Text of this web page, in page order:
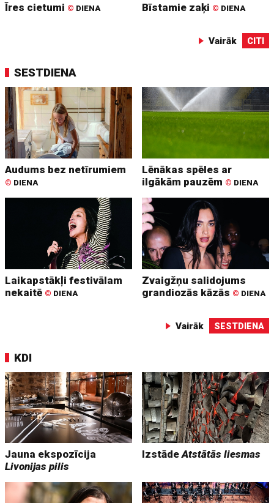
Īres cietumi © DIENA Bīstamie zaķi © DIENA
Vairāk CITI
SESTDIENA
Audums bez netīrumiem
© DIENA
Lēnākas spēles ar
ilgākām pauzēm © DIENA
Laikapstākļi festivālam
nekaitē © DIENA
Zvaigžņu salidojums
grandiozās kāzās © DIENA
Vairāk SESTDIENA
KDI
Jauna ekspozīcija
Livonijas pilis
IzstādeAtstātās liesmas